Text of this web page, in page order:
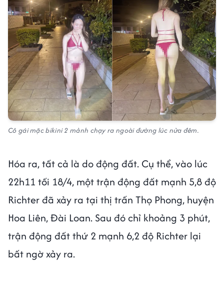
Cô gái mặc bikini 2 mảnh chạy ra ngoài đường lúc nửa đêm.
Hóa ra, tất cả là do động đất. Cụ thể, vào lúc
22h11 tối 18/4, một trận động đất mạnh 5,8 độ
Richter đã xảy ra tại thị trấn Thọ Phong, huyện
Hoa Liên, Đài Loan. Sau đó chỉ khoảng 3 phút,
trận động đất thứ 2 mạnh 6,2 độ Richter lại
bất ngờ xảy ra.